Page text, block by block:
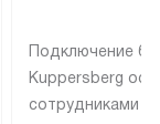
Подключение
Kuppersberg
сотрудниками